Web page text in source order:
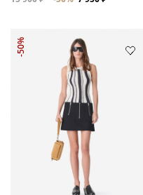
-50%